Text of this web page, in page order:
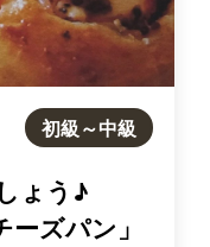
初級～中級
ょう♪
ーズパン」